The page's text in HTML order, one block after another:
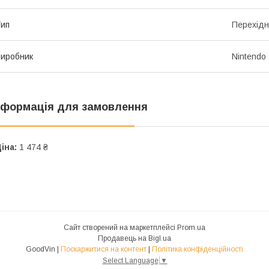
Nintendo
для замовлення
1 474 ₴
Сайт створений на маркетплейсі Prom.ua
Продавець на Bigl.ua
Поскаржитися на контент
Політика конфіденційності
Select Language ▼